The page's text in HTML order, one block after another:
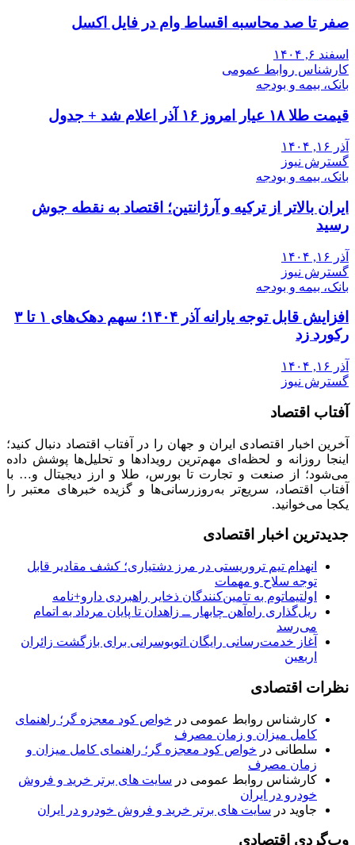
صفر تا صد محاسبه اقساط وام در فایل اکسل
اسفند ۶, ۱۴۰۴
کارشناس روابط عمومی
بانک، بیمه و بودجه
قیمت طلا ۱۸ عیار امروز ۱۶ آذر اعلام شد + جدول
آذر ۱۶, ۱۴۰۴
گسترش نیوز
بانک، بیمه و بودجه
ایران بالاتر از ترکیه و آرژانتین؛ اقتصاد به نقطه جوش
رسید
آذر ۱۶, ۱۴۰۴
گسترش نیوز
بانک، بیمه و بودجه
افزایش قابل توجه یارانه آذر ۱۴۰۴؛ سهم دهک‌های ۱ تا ۳
رکورد زد
آذر ۱۶, ۱۴۰۴
گسترش نیوز
آفتاب اقتصاد
آخرین اخبار اقتصادی ایران و جهان را در آفتاب اقتصاد دنبال کنید؛
اینجا روزانه و لحظه‌ای مهم‌ترین رویدادها و تحلیل‌ها پوشش داده
می‌شود؛ از صنعت و تجارت تا بورس، طلا و ارز دیجیتال و… با
آفتاب اقتصاد، سریع‌تر به‌روزرسانی‌ها و گزیده خبرهای معتبر را
یکجا می‌خوانید.
جدیدترین اخبار اقتصادی
انهدام تیم تروریستی در مرز دشتیاری؛ کشف مقادیر قابل
توجه سلاح و مهمات
اولتیماتوم به تامین‌کنندگان ذخایر راهبردی دارو+نامه
ریل‌گذاری راه‌آهن چابهار ــ زاهدان تا پایان مرداد به اتمام
می‌رسد
آغاز خدمت‌رسانی رایگان اتوبوسرانی برای بازگشت زائران
اربعین
نظرات اقتصادی
کارشناس روابط عمومی در خواص کود معجزه گر؛ راهنمای
کامل میزان و زمان مصرف
سلطانی در خواص کود معجزه گر؛ راهنمای کامل میزان و
زمان مصرف
کارشناس روابط عمومی در سایت های برتر خرید و فروش
خودرو در ایران
جاوید در سایت های برتر خرید و فروش خودرو در ایران
وب‌گردی اقتصادی